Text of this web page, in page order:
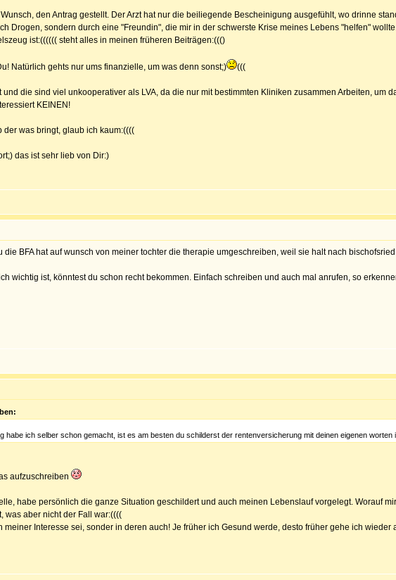
den Antrag gestellt. Der Arzt hat nur die beiliegende Bescheinigung ausgefühlt, wo drinne
Drogen, sondern durch eine "Freundin", die mir in der schwerste Krise meines Lebens "helfen"
ist:(((((( steht alles in meinen früheren Beiträgen:((()
Natürlich gehts nur ums finanzielle, um was denn sonst;) (((
die sind viel unkooperativer als LVA, da die nur mit bestimmten Kliniken zusammen Arbeiten, um
KEINEN!
der was bringt, glaub ich kaum:((((
das ist sehr lieb von Dir:)
BFA hat auf wunsch von meiner tochter die therapie umgeschreiben, weil sie halt nach
wichtig ist, könntest du schon recht bekommen. Einfach schreiben und auch mal anrufen, so
habe ich selber schon gemacht, ist es am besten du schilderst der rentenversicherung mit deinen eigenen worten
aufzuschreiben
habe persönlich die ganze Situation geschildert und auch meinen Lebenslauf vorgelegt. Worauf
was aber nicht der Fall war:((((
meiner Interesse sei, sonder in deren auch! Je früher ich Gesund werde, desto früher gehe ich